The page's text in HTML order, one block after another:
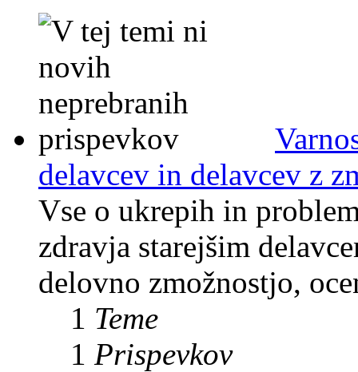
delavcev in delavcev z
Vse o ukrepih in
zdravja starejšim
delovno zmožnostjo,
1 Teme
1 Prispevkov